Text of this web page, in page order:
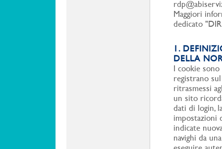
Maggiori
dedicato
1.
DELLA
I cookie
registrano
ritrasmessi
un sito
dati di login,
impostazioni
indicate
navighi da